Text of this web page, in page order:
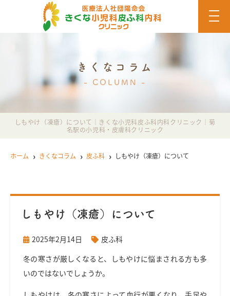
きくなコラム
COLUMN
しもやけ（凍瘡）について｜きくな小児科皮ふ科内科クリニック｜菊
名駅の小児科・皮膚科クリニック
t
o
i
o
ホーム きくなコラム 皮ふ科 しもやけ（凍瘡）について
しもやけ（凍瘡）について
2025年2月14日
皮ふ科
冬の寒さが厳しくなると、しもやけに悩まされる方も多
いのではないでしょうか。